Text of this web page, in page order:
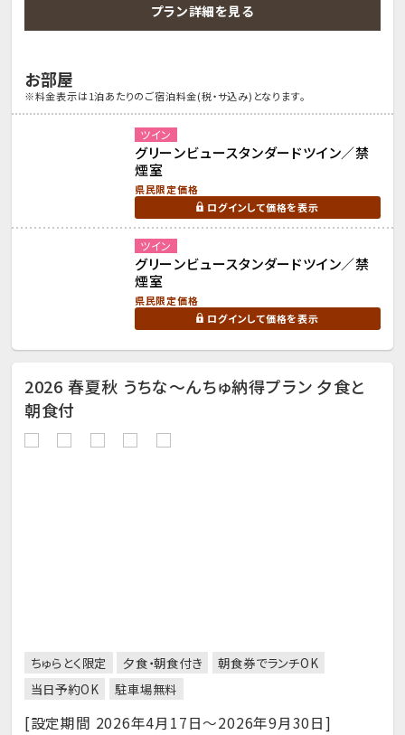
プラン詳細を見る
お部屋
※料金表示は1泊あたりのご宿泊料金(税・サ込み)となります。
ツイン
グリーンビュースタンダードツイン／禁
煙室
県民限定価格
ログインして価格を表示
ツイン
グリーンビュースタンダードツイン／禁
煙室
県民限定価格
ログインして価格を表示
2026 春夏秋 うちな～んちゅ納得プラン 夕食と
朝食付
ちゅらとく限定 夕食・朝食付き
朝食券でランチOK
当日予約OK
駐車場無料
[設定期間 2026年4月17日～2026年9月30日]